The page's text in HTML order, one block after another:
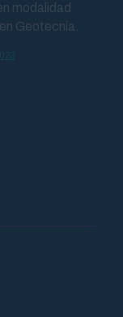
modalidad
Geotecnia.